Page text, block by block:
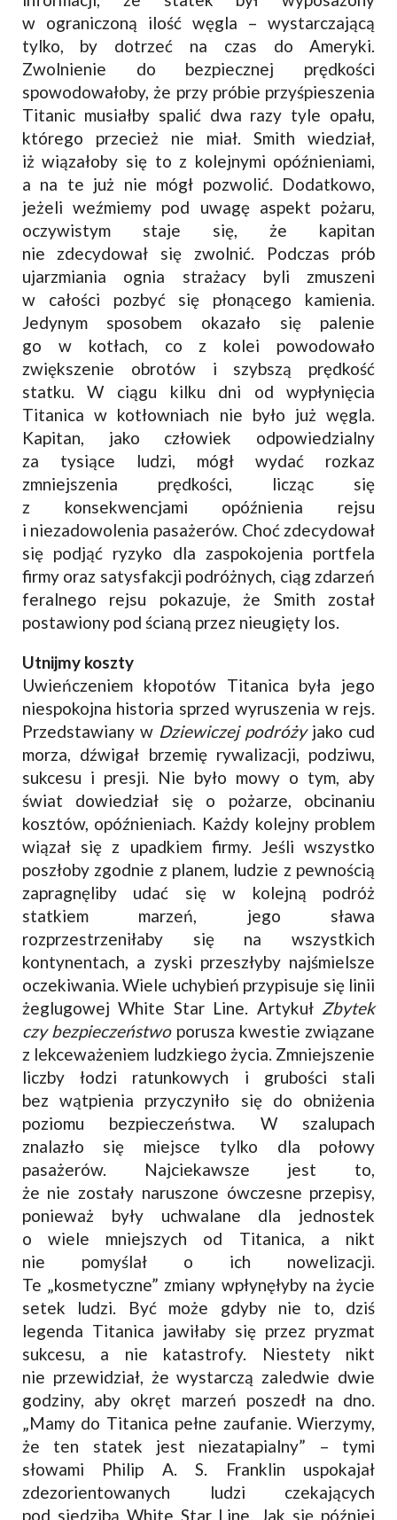
w ograniczoną ilość węgla – wystarczającą
tylko, by dotrzeć na czas do Ameryki.
Zwolnienie do bezpiecznej prędkości
spowodowałoby, że przy próbie przyśpieszenia
Titanic musiałby spalić dwa razy tyle opału,
którego przecież nie miał. Smith wiedział,
iż wiązałoby się to z kolejnymi opóźnieniami,
a na te już nie mógł pozwolić. Dodatkowo,
jeżeli weźmiemy pod uwagę aspekt pożaru,
oczywistym staje się, że kapitan
nie zdecydował się zwolnić. Podczas prób
ujarzmiania ognia strażacy byli zmuszeni
w całości pozbyć się płonącego kamienia.
Jedynym sposobem okazało się palenie
go w kotłach, co z kolei powodowało
zwiększenie obrotów i szybszą prędkość
statku. W ciągu kilku dni od wypłynięcia
Titanica w kotłowniach nie było już węgla.
Kapitan, jako człowiek odpowiedzialny
za tysiące ludzi, mógł wydać rozkaz
zmniejszenia prędkości, licząc się
z konsekwencjami opóźnienia rejsu
i niezadowolenia pasażerów. Choć zdecydował
się podjąć ryzyko dla zaspokojenia portfela
firmy oraz satysfakcji podróżnych, ciąg zdarzeń
feralnego rejsu pokazuje, że Smith został
postawiony pod ścianą przez nieugięty los.
Utnijmy koszty
Uwieńczeniem kłopotów Titanica była jego
niespokojna historia sprzed wyruszenia w rejs.
Przedstawiany w Dziewiczej podróżyjako cud
morza, dźwigał brzemię rywalizacji, podziwu,
sukcesu i presji. Nie było mowy o tym, aby
świat dowiedział się o pożarze, obcinaniu
kosztów, opóźnieniach. Każdy kolejny problem
wiązał się z upadkiem firmy. Jeśli wszystko
poszłoby zgodnie z planem, ludzie z pewnością
zapragnęliby udać się w kolejną podróż
statkiem marzeń, jego sława
rozprzestrzeniłaby się na wszystkich
kontynentach, a zyski przeszłyby najśmielsze
oczekiwania. Wiele uchybień przypisuje się linii
żeglugowej White Star Line. Artykuł Zbytek
czy bezpieczeństwoporusza kwestie związane
z lekceważeniem ludzkiego życia. Zmniejszenie
liczby łodzi ratunkowych i grubości stali
bez wątpienia przyczyniło się do obniżenia
poziomu bezpieczeństwa. W szalupach
znalazło się miejsce tylko dla połowy
pasażerów. Najciekawsze jest to,
że nie zostały naruszone ówczesne przepisy,
ponieważ były uchwalane dla jednostek
o wiele mniejszych od Titanica, a nikt
nie pomyślał o ich nowelizacji.
Te „kosmetyczne” zmiany wpłynęłyby na życie
setek ludzi. Być może gdyby nie to, dziś
legenda Titanica jawiłaby się przez pryzmat
sukcesu, a nie katastrofy. Niestety nikt
nie przewidział, że wystarczą zaledwie dwie
godziny, aby okręt marzeń poszedł na dno.
„Mamy do Titanica pełne zaufanie. Wierzymy,
że ten statek jest niezatapialny” – tymi
słowami Philip A. S. Franklin uspokajał
zdezorientowanych ludzi czekających
pod siedzibą White Star Line. Jak się później